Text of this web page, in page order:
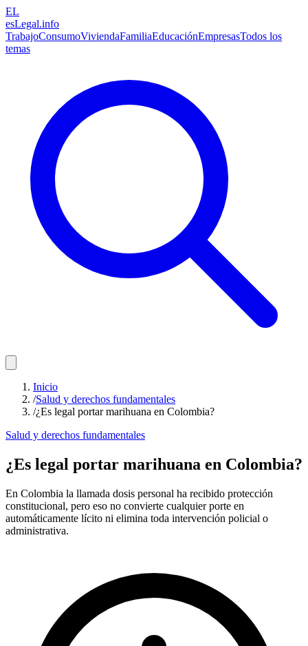
EL
esLegal.info
TrabajoConsumoViviendaFamiliaEducaciónEmpresasTodos los
temas
Inicio
/Salud y derechos fundamentales
/¿Es legal portar marihuana en Colombia?
Salud y derechos fundamentales
¿Es legal portar marihuana en Colombia?
En Colombia la llamada dosis personal ha recibido protección
constitucional, pero eso no convierte cualquier porte en
automáticamente lícito ni elimina toda intervención policial o
administrativa.